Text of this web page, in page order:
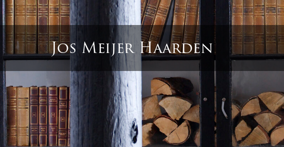
Jos Meijer Haarden